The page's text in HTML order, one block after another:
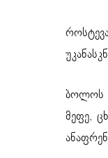
ბოლოს
მეფე,